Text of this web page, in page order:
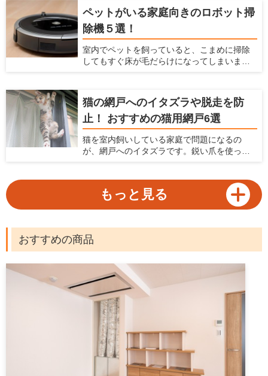
しましょう。この記事では、脱走防止を考え
るポイントと、使い勝手の良いアイテムをま
とめて紹介します。
ペットがいる家庭向きのロボット掃
除機５選！
室内でペットを飼っていると、こまめに掃除
してもすぐ床が毛だらけになってしまいま
ボット掃除機がおすすめ。ロボット掃除機が1
台あれば、毎日の家事負担を軽減できます。
近年ロボット掃除機は高性能化が著しく、各
メーカーからさまざまなモデルがラインナッ
プされています。本記事ではロボット掃除機
の選び方とおすすめの機種をご紹介します。
猫の網戸へのイタズラや脱走を防
止！ おすすめの猫用網戸6選
猫を室内飼いしている家庭で問題になるの
が、網戸へのイタズラです。鋭い爪を使って
だけでなく、猫が脱走してしまう危険性を考
えると、網戸問題は猫を飼っている家庭に
とって早急に対処したい問題。猫を飼ってい
止に役立つ対策と、猫がいても安心して使え
る網戸を紹介します。
もっと見る
おすすめの商品